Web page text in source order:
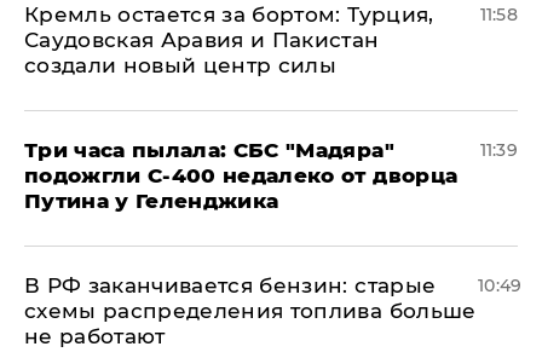
​Кремль остается за бортом: Турция,
Саудовская Аравия и Пакистан
создали новый центр силы
11:58
Три часа пылала: СБС "Мадяра"
подожгли С-400 недалеко от дворца
Путина у Геленджика
11:39
​В РФ заканчивается бензин: старые
схемы распределения топлива больше
не работают
10:49